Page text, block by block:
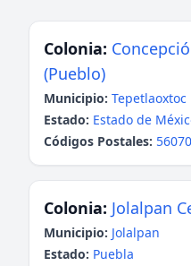
Colonia:
(Pueblo)
Municipio: Tepetlaoxtoc
Estado: Estado de
Códigos Postales: 56070
Colonia: Jolalpan
Municipio: Jolalpan
Estado: Puebla